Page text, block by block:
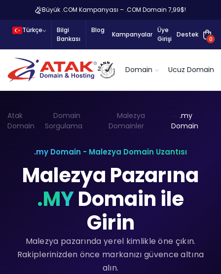
Büyük .COM Kampanyası – .COM Domain 7,99$!
Türkçe
Bilgi
Bankası
Blog
Kampanyalar
Üye
Girişi
Destek
0
Domain Ucuz Domain
Atak
Domain
Domain
Sorgulama
Malezya
Domainler
.my
Domain
.my Domain - Malezya Domain Uzantısı
Malezya Pazarına
.MYDomain ile
Girin
Malezya pazarında yerel kimlikle öne çıkın.
Rakiplerinizden önce markanızı güvence altına
alın.